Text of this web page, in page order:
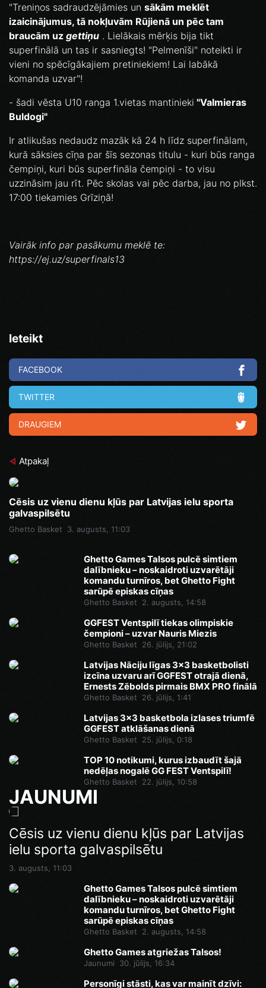
"Treniņos sadraudzējāmies un sākām meklēt
izaicinājumus, tā nokļuvām Rūjienā un pēc tam
braucām uz gettiņu . Lielākais mērķis bija tikt
superfinālā un tas ir sasniegts! "Pelmenīši" noteikti ir
vieni no spēcīgākajiem pretiniekiem! Lai labākā
komanda uzvar"!
- šadi vēsta U10 ranga 1.vietas mantinieki "Valmieras
Buldogi"
Ir atlikušas nedaudz mazāk kā 24 h līdz superfinālam,
kurā sāksies cīņa par šīs sezonas titulu - kuri būs ranga
čempiņi, kuri būs superfināla čempiņi - to visu
uzzināsim jau rīt. Pēc skolas vai pēc darba, jau no plkst.
17:00 tiekamies Grīziņā!
Vairāk info par pasākumu meklē te:
https://ej.uz/superfinals13
Ieteikt
FACEBOOK
TWITTER
DRAUGIEM
Atpakaļ
Cēsis uz vienu dienu kļūs par Latvijas ielu sporta
galvaspilsētu
Ghetto Basket 3. augusts, 11:03
Ghetto Games Talsos pulcē simtiem
dalībnieku – noskaidroti uzvarētāji
komandu turnīros, bet Ghetto Fight
sarūpē episkas cīņas
Ghetto Basket 2. augusts, 14:58
GGFEST Ventspilī tiekas olimpiskie
čempioni – uzvar Nauris Miezis
Ghetto Basket 26. jūlijs, 21:02
Latvijas Nāciju līgas 3x3 basketbolisti
izcīna uzvaru arī GGFEST otrajā dienā,
Ernests Zēbolds pirmais BMX PRO finālā
Ghetto Basket 26. jūlijs, 1:41
Latvijas 3x3 basketbola izlases triumfē
GGFEST atklāšanas dienā
Ghetto Basket 25. jūlijs, 0:18
TOP 10 notikumi, kurus izbaudīt šajā
nedēļas nogalē GG FEST Ventspilī!
Ghetto Basket 22. jūlijs, 10:58
JAUNUMI
Cēsis uz vienu dienu kļūs par Latvijas
ielu sporta galvaspilsētu
3. augusts, 11:03
Ghetto Games Talsos pulcē simtiem
dalībnieku – noskaidroti uzvarētāji
komandu turnīros, bet Ghetto Fight
sarūpē episkas cīņas
Ghetto Basket 2. augusts, 14:58
Ghetto Games atgriežas Talsos!
Jaunumi 30. jūlijs, 16:34
Personīgi stāsti, kas var mainīt dzīvi: